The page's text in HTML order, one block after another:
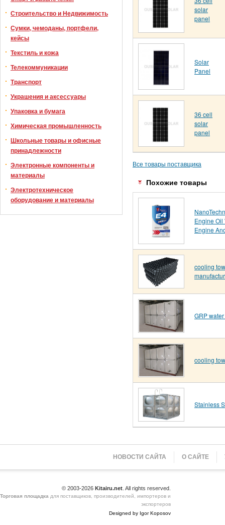
Строительство и Недвижимость
Сумки, чемоданы, портфели,
кейсы
Текстиль и кожа
Телекоммуникации
Транспорт
Украшения и аксессуары
Упаковка и бумага
Химическая промышленность
Школьные товары и офисные
принадлежности
Электронные компоненты и
материалы
Электротехническое
оборудование и материалы
solar
panel
Solar
Panel
36 cell
solar
panel
Все товары поставщика
Похожие товары
Engine
Engine
cooling
GRP
cooling
Stainless
НОВОСТИ САЙТА О САЙТЕ
© 2003-2026 Kitairu.net . All rights reserved.
Торговая площадка для поставщиков, производителей, импортеров и
экспортеров
Designed by Igor Koposov